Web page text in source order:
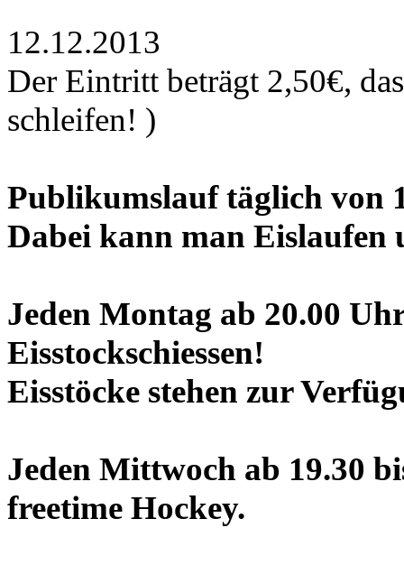
12.12.2013
Der Eintritt beträgt 2,50€,
schleifen! )
Publikumslauf täglich von
Dabei kann man Eislaufen
Jeden Montag ab 20.00
Eisstockschiessen!
Eisstöcke stehen zur
Jeden Mittwoch ab 19.30
freetime Hockey.